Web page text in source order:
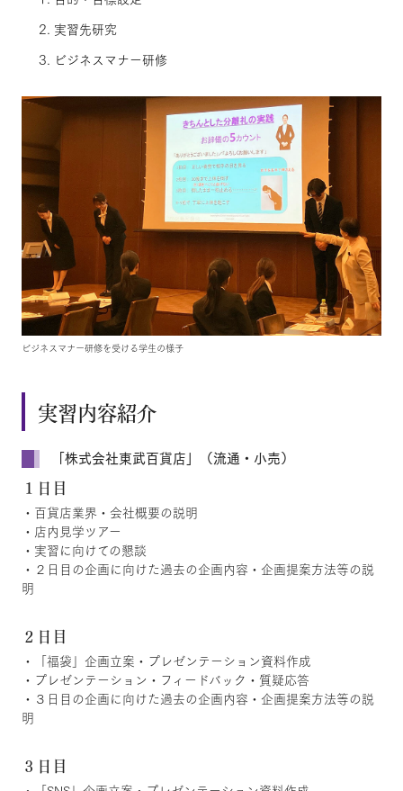
実習先研究
ビジネスマナー研修
ビジネスマナー研修を受ける学生の様子
実習内容紹介
「株式会社東武百貨店」（流通・小売）
１日目
・百貨店業界・会社概要の説明
・店内見学ツアー
・実習に向けての懇談
・２日目の企画に向けた過去の企画内容・企画提案方法等の説
明
２日目
・「福袋」企画立案・プレゼンテーション資料作成
・プレゼンテーション・フィードバック・質疑応答
・３日目の企画に向けた過去の企画内容・企画提案方法等の説
明
３日目